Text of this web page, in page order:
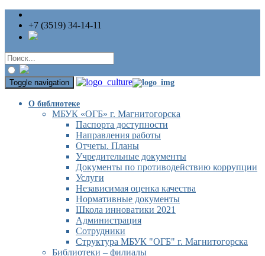
+7 (3519) 34-14-11
Toggle navigation
О библиотеке
МБУК «ОГБ» г. Магнитогорска
Паспорта доступности
Направления работы
Отчеты. Планы
Учредительные документы
Документы по противодействию коррупции
Услуги
Независимая оценка качества
Нормативные документы
Школа инноватики 2021
Администрация
Сотрудники
Структура МБУК "ОГБ" г. Магнитогорска
Библиотеки – филиалы